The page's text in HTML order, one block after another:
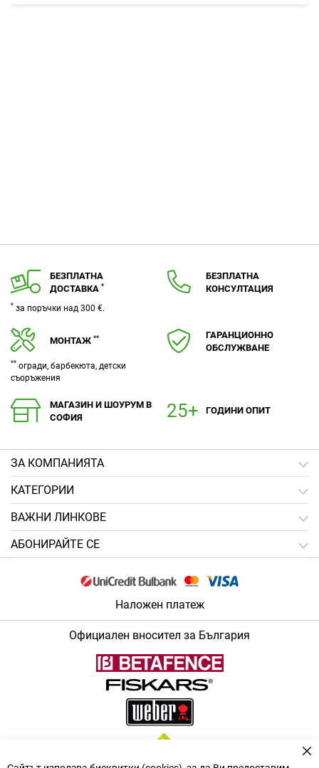
БЕЗПЛАТНА
ДОСТАВКА *
* за поръчки над 300 €.
БЕЗПЛАТНА
КОНСУЛТАЦИЯ
МОНТАЖ **
** огради, барбекюта, детски
съоръжения
ГАРАНЦИОННО
ОБСЛУЖВАНЕ
МАГАЗИН И ШОУРУМ В
СОФИЯ
ГОДИНИ ОПИТ
ЗA КОМПАНИЯТА
КАТЕГОРИИ
ВАЖНИ ЛИНКОВЕ
АБОНИРАЙТЕ СЕ
Наложен платеж
Официален вносител за България